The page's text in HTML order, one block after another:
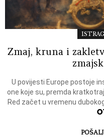
Zmaj, kruna i
U povijesti Europe postoje
one koje su, premda
Red začet u vremenu